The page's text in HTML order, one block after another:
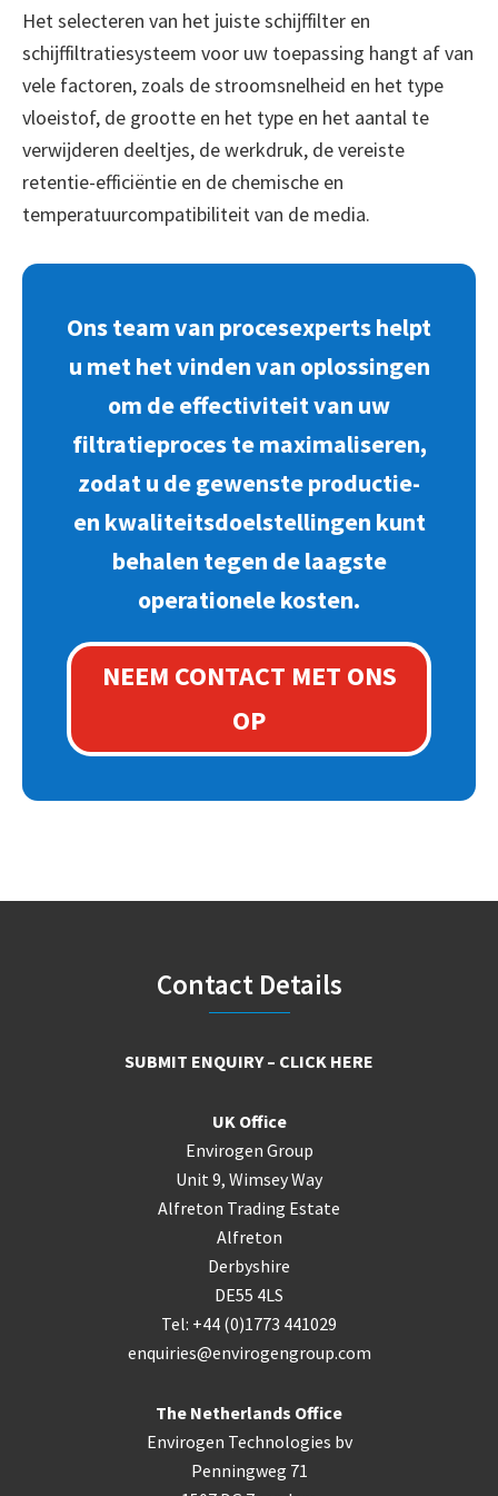
Het selecteren van het juiste schijffilter en
schijffiltratiesysteem voor uw toepassing hangt af van
vele factoren, zoals de stroomsnelheid en het type
vloeistof, de grootte en het type en het aantal te
verwijderen deeltjes, de werkdruk, de vereiste
retentie-efficiëntie en de chemische en
temperatuurcompatibiliteit van de media.
Ons team van procesexperts helpt
u met het vinden van oplossingen
om de effectiviteit van uw
filtratieproces te maximaliseren,
zodat u de gewenste productie-
en kwaliteitsdoelstellingen kunt
behalen tegen de laagste
operationele kosten.
NEEM CONTACT MET ONS
OP
Contact Details
SUBMIT ENQUIRY – CLICK HERE
UK Office
Envirogen Group
Unit 9, Wimsey Way
Alfreton Trading Estate
Alfreton
Derbyshire
DE55 4LS
Tel: +44 (0)1773 441029
enquiries@envirogengroup.com
The Netherlands Office
Envirogen Technologies bv
Penningweg 71